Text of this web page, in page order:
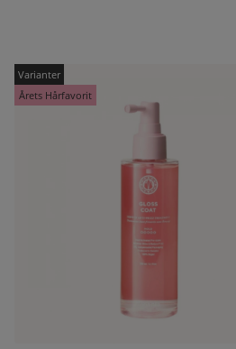
Årets Hårfavorit